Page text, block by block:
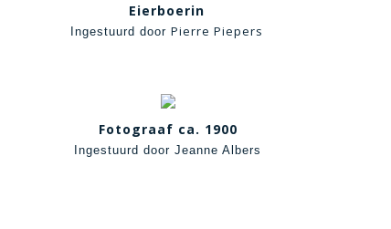
Eierboerin
Ingestuurd door Pierre Piepers
Fotograaf ca. 1900
Ingestuurd door Jeanne Albers